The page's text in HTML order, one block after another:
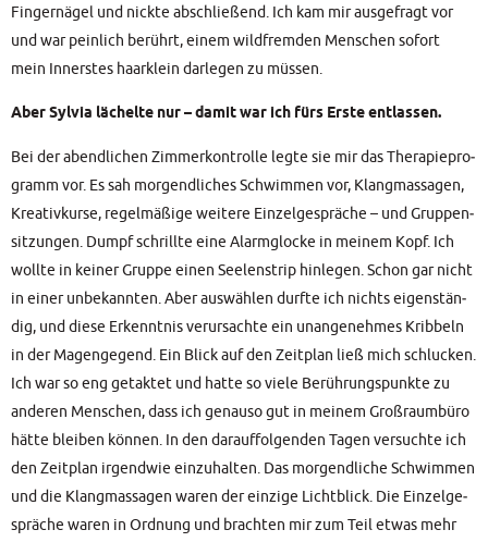
Fin­ger­nä­gel und nick­te abschlie­ßend. Ich kam mir aus­ge­fragt vor
und war pein­lich berührt, einem wild­frem­den Men­schen sofort
mein Inners­tes haar­klein dar­le­gen zu müssen.
Aber Syl­via lächel­te nur– damit war ich fürs Ers­te entlassen.
Bei der abend­li­chen Zim­mer­kon­trol­le leg­te sie mir das The­ra­pie­pro­
gramm vor. Es sah mor­gend­li­ches Schwim­men vor, Klang­mas­sa­gen,
Krea­tiv­kur­se, regel­mä­ßi­ge wei­te­re Ein­zel­ge­sprä­che – und Grup­pen­
sit­zun­gen. Dumpf schrill­te eine Alarm­glo­cke in mei­nem Kopf. Ich
woll­te in kei­ner Grup­pe einen See­len­strip hin­le­gen. Schon gar nicht
in einer unbe­kann­ten. Aber aus­wäh­len durf­te ich nichts eigen­stän­
dig, und die­se Erkennt­nis ver­ur­sach­te ein unan­ge­neh­mes Krib­beln
in der Magen­ge­gend. Ein Blick auf den Zeit­plan ließ mich schlu­cken.
Ich war so eng getak­tet und hat­te so vie­le Berüh­rungs­punk­te zu
ande­ren Men­schen, dass ich genau­so gut in mei­nem Groß­raum­bü­ro
hät­te blei­ben kön­nen. In den dar­auf­fol­gen­den Tagen ver­such­te ich
den Zeit­plan irgend­wie ein­zu­hal­ten. Das mor­gend­li­che Schwim­men
und die Klang­mas­sa­gen waren der ein­zi­ge Licht­blick. Die Ein­zel­ge­
sprä­che waren in Ord­nung und brach­ten mir zum Teil etwas mehr